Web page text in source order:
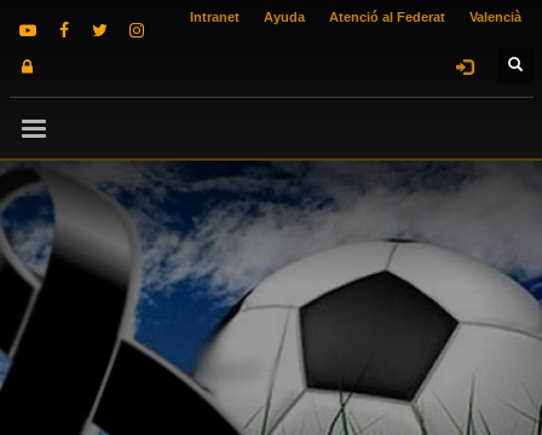
Intranet Ayuda Atenció al Federat Valencià